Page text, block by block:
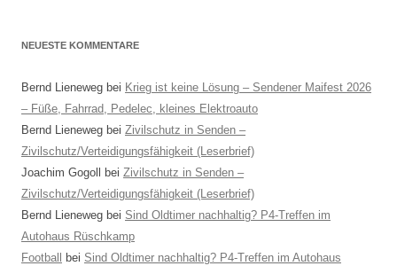
NEUESTE KOMMENTARE
Bernd Lieneweg bei Krieg ist keine Lösung – Sendener Maifest 2026
– Füße, Fahrrad, Pedelec, kleines Elektroauto
Bernd Lieneweg bei Zivilschutz in Senden –
Zivilschutz/Verteidigungsfähigkeit (Leserbrief)
Joachim Gogoll
bei Zivilschutz in Senden –
Zivilschutz/Verteidigungsfähigkeit (Leserbrief)
Bernd Lieneweg bei Sind Oldtimer nachhaltig? P4-Treffen im
Autohaus Rüschkamp
Football
bei Sind Oldtimer nachhaltig? P4-Treffen im Autohaus